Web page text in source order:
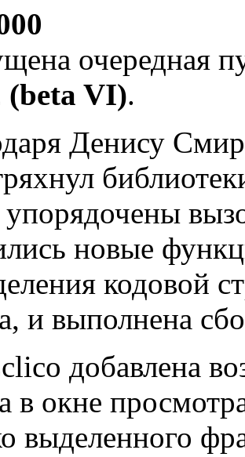
очередная
(beta VI).
Денису
новые
кодовой
и выполнена
добавлена
в окне
выделенного